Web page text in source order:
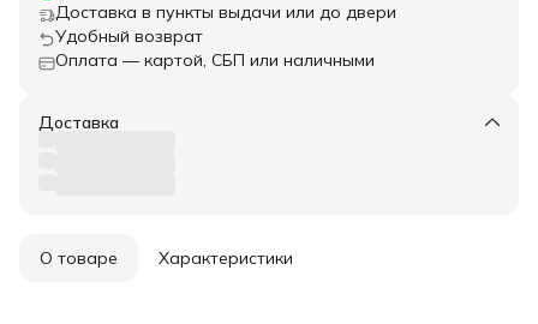
Доставка в пункты выдачи или до двери
Удобный возврат
Оплата — картой, СБП или наличными
Доставка
О товаре Характеристики